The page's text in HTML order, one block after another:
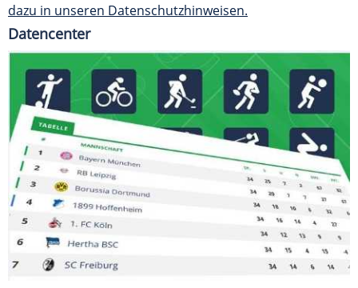
dazu in unseren Datenschutzhinweisen.
Datencenter